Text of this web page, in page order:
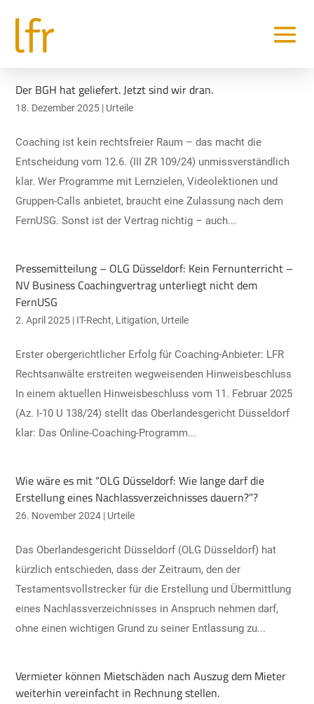
Der BGH hat geliefert. Jetzt sind wir dran.
18. Dezember 2025 | Urteile
Coaching ist kein rechtsfreier Raum – das macht die
Entscheidung vom 12.6. (III ZR 109/24) unmissverständlich
klar. Wer Programme mit Lernzielen, Videolektionen und
Gruppen-Calls anbietet, braucht eine Zulassung nach dem
FernUSG. Sonst ist der Vertrag nichtig – auch...
Pressemitteilung – OLG Düsseldorf: Kein Fernunterricht –
NV Business Coachingvertrag unterliegt nicht dem
FernUSG
2. April 2025 | IT-Recht, Litigation, Urteile
Erster obergerichtlicher Erfolg für Coaching-Anbieter: LFR
Rechtsanwälte erstreiten wegweisenden Hinweisbeschluss
In einem aktuellen Hinweisbeschluss vom 11. Februar 2025
(Az. I-10 U 138/24) stellt das Oberlandesgericht Düsseldorf
klar: Das Online-Coaching-Programm...
Wie wäre es mit “OLG Düsseldorf: Wie lange darf die
Erstellung eines Nachlassverzeichnisses dauern?”?
26. November 2024 | Urteile
Das Oberlandesgericht Düsseldorf (OLG Düsseldorf) hat
kürzlich entschieden, dass der Zeitraum, den der
Testamentsvollstrecker für die Erstellung und Übermittlung
eines Nachlassverzeichnisses in Anspruch nehmen darf,
ohne einen wichtigen Grund zu seiner Entlassung zu...
Vermieter können Mietschäden nach Auszug dem Mieter
weiterhin vereinfacht in Rechnung stellen.